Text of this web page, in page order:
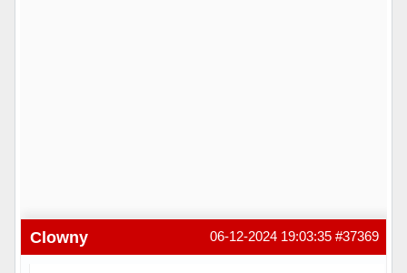
#37369
06-12-2024 19:03:35
Clowny